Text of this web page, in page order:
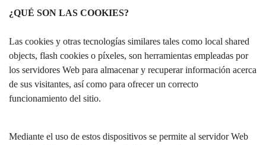
¿QUÉ SON LAS COOKIES?
Las cookies y otras tecnologías similares tales como local shared
objects, flash cookies o píxeles, son herramientas empleadas por
los servidores Web para almacenar y recuperar información acerca
de sus visitantes, así como para ofrecer un correcto
funcionamiento del sitio.
Mediante el uso de estos dispositivos se permite al servidor Web